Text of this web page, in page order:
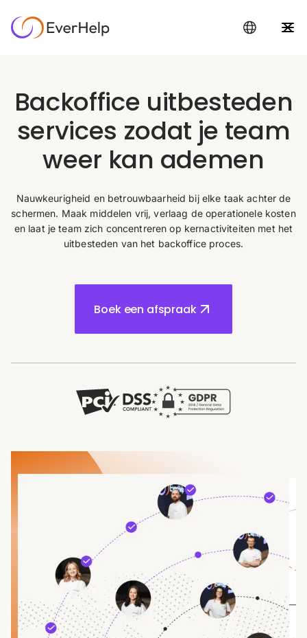
Backoffice uitbesteden
services zodat je team
weer kan ademen
Nauwkeurigheid en betrouwbaarheid bij elke taak achter de
schermen. Maak middelen vrij, verlaag de operationele kosten
en laat je team zich concentreren op kernactiviteiten met het
uitbesteden van het backoffice proces.
Boek een afspraak